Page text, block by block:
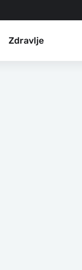
Zdravlje